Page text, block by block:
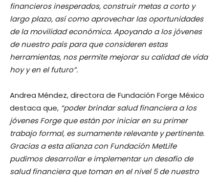
financieros inesperados, construir metas a corto y
largo plazo, así como aprovechar las oportunidades
de la movilidad económica. Apoyando a los jóvenes
de nuestro país para que consideren estas
herramientas, nos permite mejorar su calidad de vida
hoy y en el futuro”.
Andrea Méndez, directora de Fundación Forge México
destaca que, “poder brindar salud financiera a los
jóvenes Forge que están por iniciar en su primer
trabajo formal, es sumamente relevante y pertinente.
Gracias a esta alianza con Fundación MetLife
pudimos desarrollar e implementar un desafío de
salud financiera que toman en el nivel 5 de nuestro